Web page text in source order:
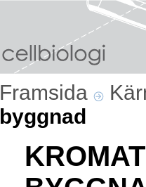
Framsida
byggnad